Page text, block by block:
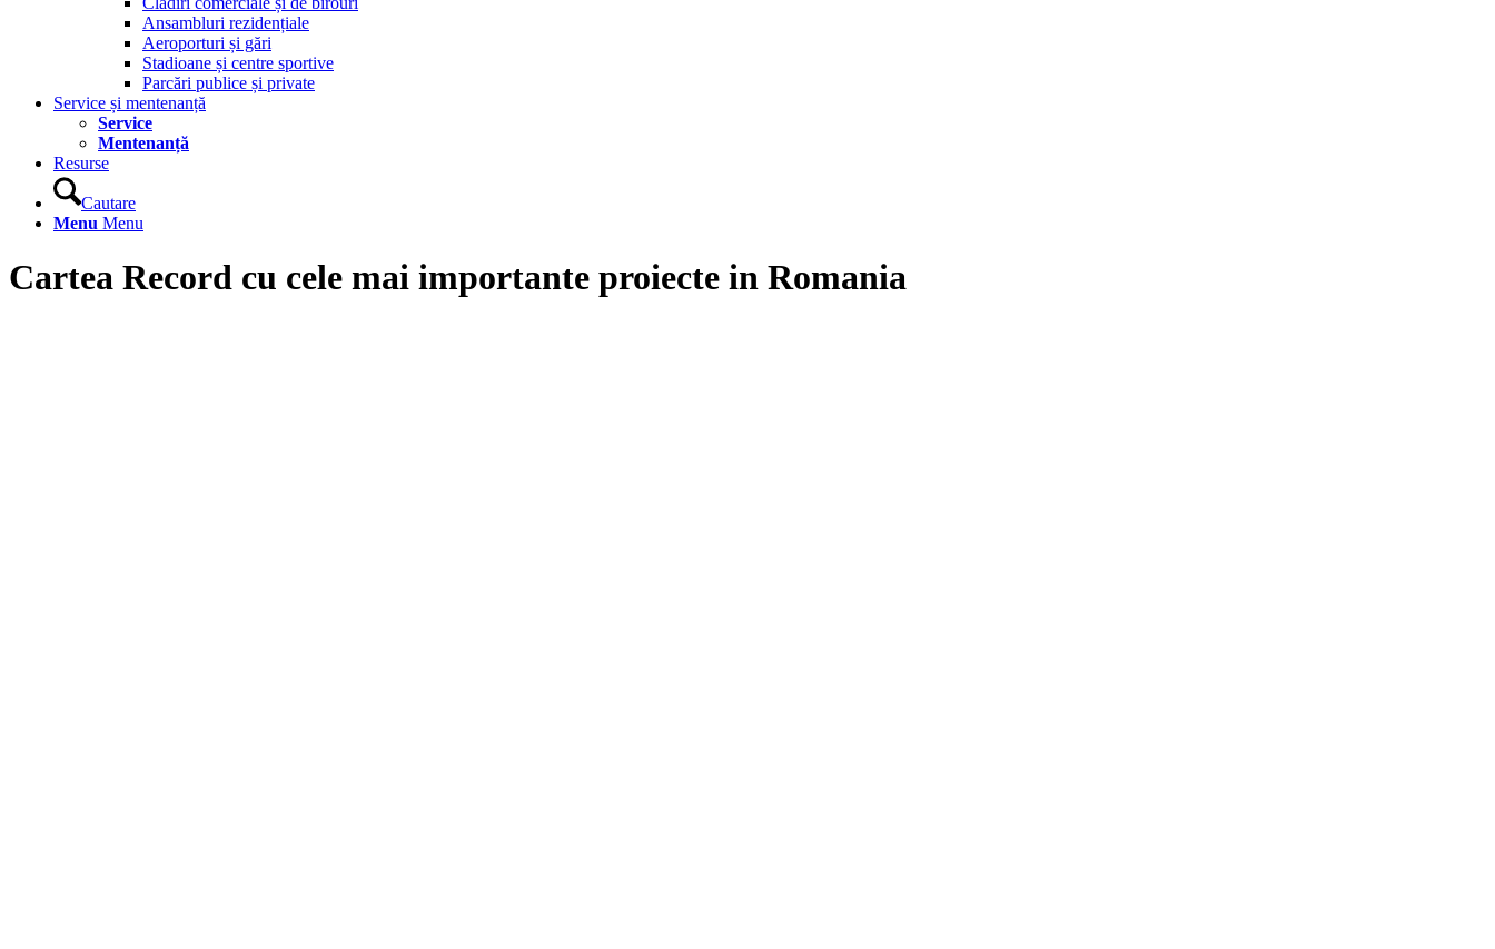
Ansambluri rezidențiale
Aeroporturi și gări
Stadioane și centre sportive
Parcări publice și private
Service și mentenanță
Service
Mentenanță
Resurse
Cautare
Menu Menu
Cartea Record cu cele mai importante proiecte in Romania